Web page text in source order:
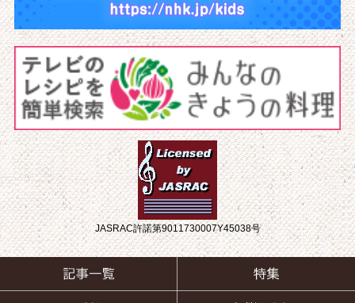
JASRAC許諾第9011730007Y45038号